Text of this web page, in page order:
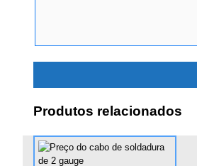
Produtos relacionados